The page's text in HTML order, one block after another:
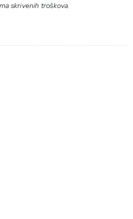
skrivenih troškova.